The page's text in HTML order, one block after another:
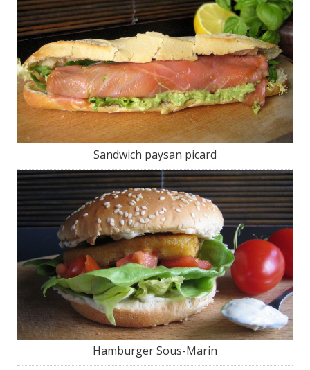
Sandwich paysan picard
Hamburger Sous-Marin